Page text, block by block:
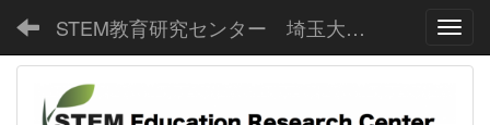
STEM教育研究センター 埼玉大学教育学部野村研究室